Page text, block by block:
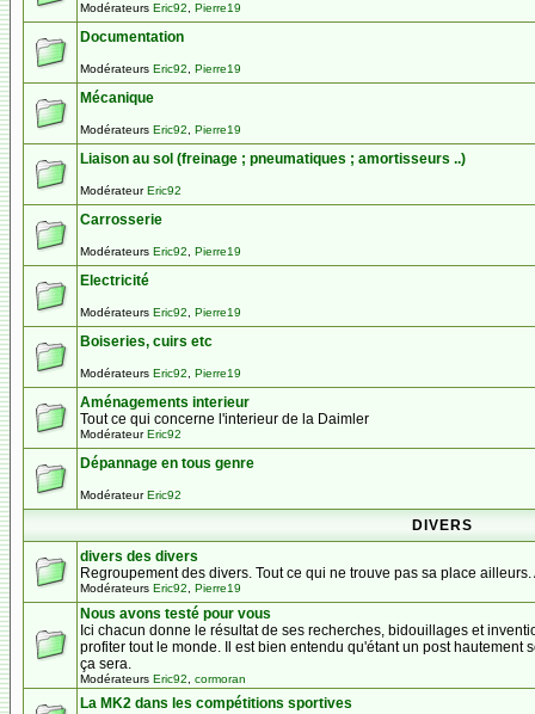
Modérateurs Eric92 Pierre19
Documentation
Modérateurs Eric92 Pierre19
Mécanique
Modérateurs Eric92 Pierre19
Liaison au sol (freinage ; pneumatiques ; amortisseurs ..)
ModérateurEric92
Carrosserie
Modérateurs Eric92 Pierre19
Electricité
Modérateurs Eric92 Pierre19
Boiseries, cuirs etc
Modérateurs Eric92 Pierre19
Aménagements interieur
Tout ce qui concerne l'interieur de la Daimler
ModérateurEric92
Dépannage en tous genre
ModérateurEric92
DIVERS
divers des divers
Regroupement des divers. Tout ce qui ne trouve pas sa place
Modérateurs Eric92 Pierre19
Nous avons testé pour vous
Ici chacun donne le résultat de ses recherches, bidouillages et
profiter tout le monde. Il est bien entendu qu'étant un post hautement
ça sera.
Modérateurs Eric92 cormoran
La MK2 dans les compétitions sportives